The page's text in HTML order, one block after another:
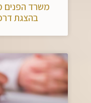
משרד הפנים
בהצגת